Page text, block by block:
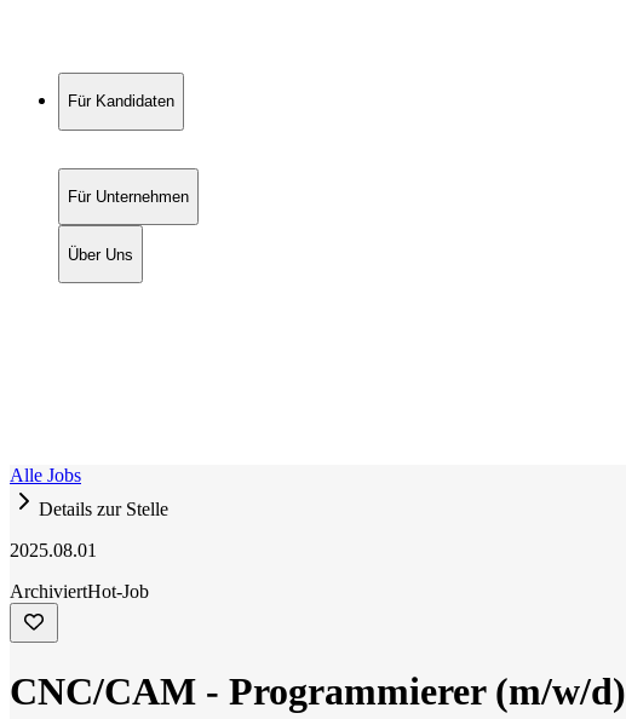
Für Kandidaten
Für Unternehmen
Über Uns
Alle Jobs
Details zur Stelle
2025.08.01
ArchiviertHot-Job
CNC/CAM - Programmierer (m/w/d)